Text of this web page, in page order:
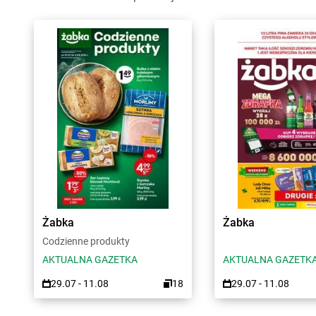
Żabka
Codzienne produkty
AKTUALNA GAZETKA
29.07 - 11.08 18
Żabka
AKTUALNA
29.07 - 11.08